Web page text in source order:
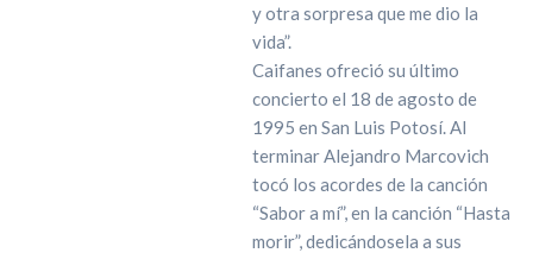
y otra sorpresa que me dio la
vida”.
Caifanes ofreció su último
concierto el 18 de agosto de
1995 en San Luis Potosí. Al
terminar Alejandro Marcovich
tocó los acordes de la canción
“Sabor a mí”, en la canción “Hasta
morir”, dedicándosela a sus